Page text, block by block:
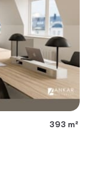
393 m²